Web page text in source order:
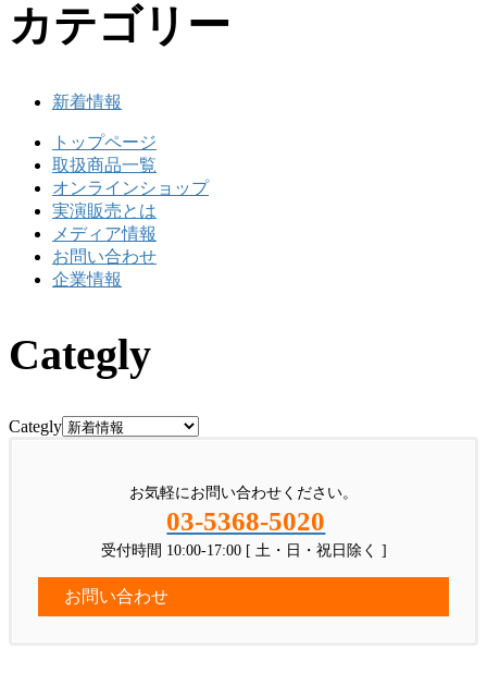
カテゴリー
新着情報
トップページ
取扱商品一覧
オンラインショップ
実演販売とは
メディア情報
お問い合わせ
企業情報
Categly
Categly
お気軽にお問い合わせください。
03-5368-5020
受付時間 10:00-17:00 [ 土・日・祝日除く ]
お問い合わせ